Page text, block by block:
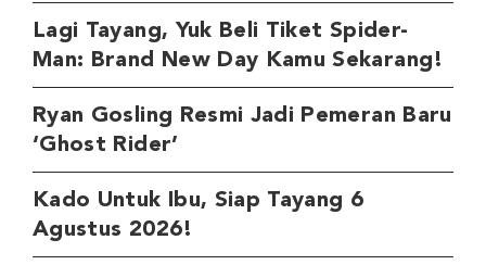
Lagi Tayang, Yuk Beli Tiket Spider-
Man: Brand New Day Kamu Sekarang!
Ryan Gosling Resmi Jadi Pemeran Baru
‘Ghost Rider’
Kado Untuk Ibu, Siap Tayang 6
Agustus 2026!